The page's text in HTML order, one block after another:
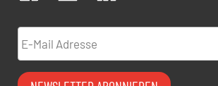
E-Mail Adresse